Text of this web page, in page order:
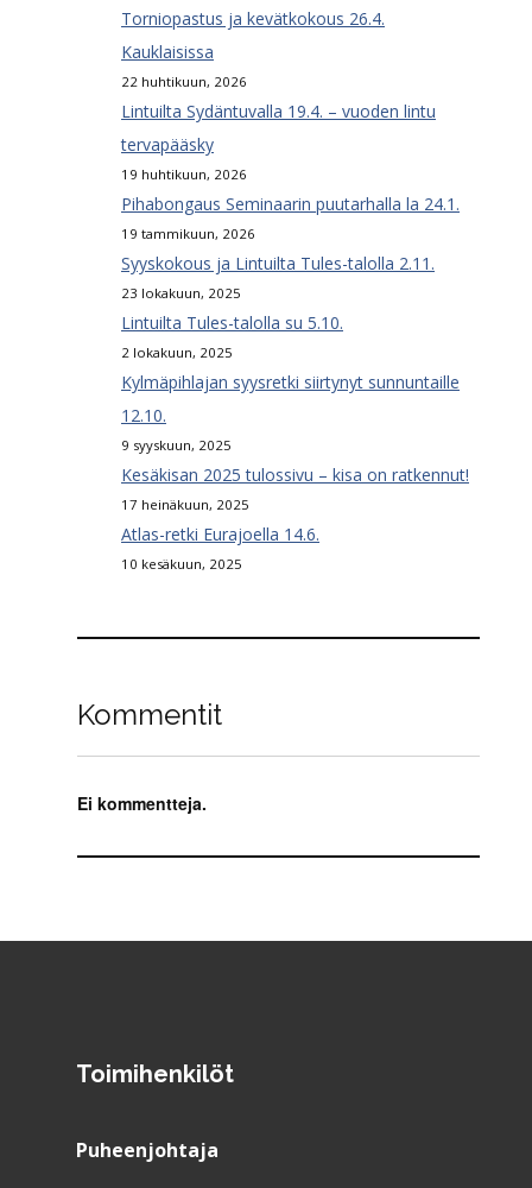
Torniopastus ja kevätkokous 26.4.
Kauklaisissa
22 huhtikuun, 2026
Lintuilta Sydäntuvalla 19.4. – vuoden lintu
tervapääsky
19 huhtikuun, 2026
Pihabongaus Seminaarin puutarhalla la 24.1.
19 tammikuun, 2026
Syyskokous ja Lintuilta Tules-talolla 2.11.
23 lokakuun, 2025
Lintuilta Tules-talolla su 5.10.
2 lokakuun, 2025
Kylmäpihlajan syysretki siirtynyt sunnuntaille
12.10.
9 syyskuun, 2025
Kesäkisan 2025 tulossivu – kisa on ratkennut!
17 heinäkuun, 2025
Atlas-retki Eurajoella 14.6.
10 kesäkuun, 2025
Kommentit
Ei kommentteja.
Toimihenkilöt
Puheenjohtaja